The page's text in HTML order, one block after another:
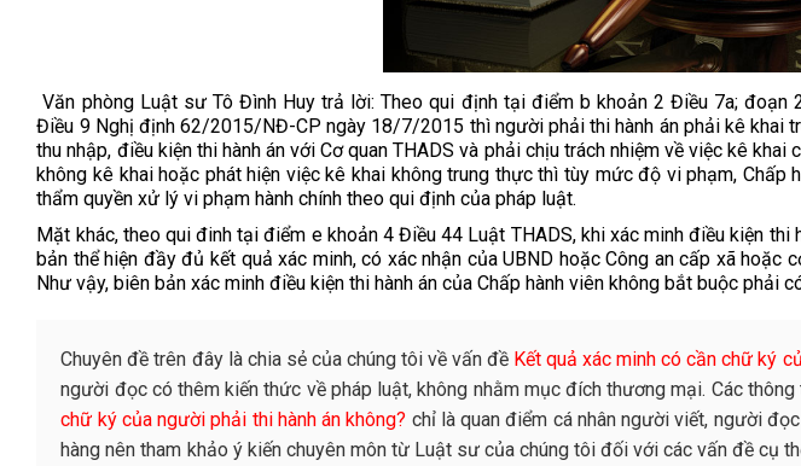
Văn phòng Luật sư Tô Đình Huy trả lời:Theo qui định tại điểm b khoản 2 Điều 7a; đoạn
Điều 9 Nghị định 62/2015/NĐ-CP ngày 18/7/2015 thì người phải thi hành án phải kê khai
thu nhập, điều kiện thi hành án với Cơ quan THADS và phải chịu trách nhiệm về việc kê
không kê khai hoặc phát hiện việc kê khai không trung thực thì tùy mức độ vi phạm,
thẩm quyền xử lý vi phạm hành chính theo qui định của pháp luật.
Mặt khác, theo qui đinh tại điểm e khoản 4 Điều 44 Luật THADS, khi xác minh điều kiện thi
bản thể hiện đầy đủ kết quả xác minh, có xác nhận của UBND hoặc Công an cấp xã hoặc
Như vậy, biên bản xác minh điều kiện thi hành án của Chấp hành viên không bắt buộc phải
Chuyên đề trên đây là chia sẻ của chúng tôi về vấn đề Kết quả xác minh có cần chữ ký
người đọc có thêm kiến thức về pháp luật, không nhằm mục đích thương mại. Các
chữ ký của người phải thi hành án không? chỉ là quan điểm cá nhân người viết, người
hàng nên tham khảo ý kiến chuyên môn từ Luật sư của chúng tôi đối với các vấn đề cụ